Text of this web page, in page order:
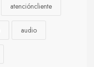
atencióncliente
audio